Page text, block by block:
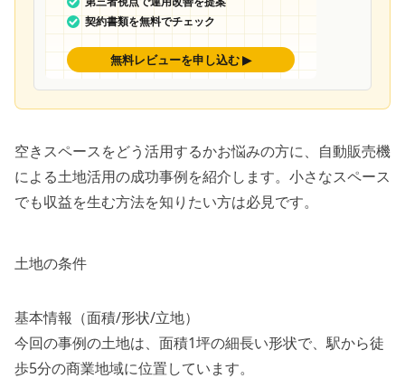
空きスペースをどう活用するかお悩みの方に、自動販売機
による土地活用の成功事例を紹介します。小さなスペース
でも収益を生む方法を知りたい方は必見です。
土地の条件
基本情報（面積/形状/立地）
今回の事例の土地は、面積1坪の細長い形状で、駅から徒
歩5分の商業地域に位置しています。